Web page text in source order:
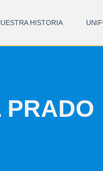
HISTORIA
PRADO